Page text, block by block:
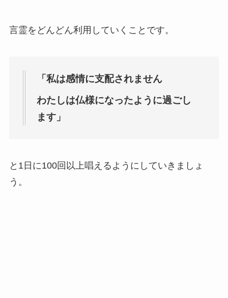
言霊をどんどん利用していくことです。
「私は感情に支配されません
わたしは仏様になったように過ごし
ます」
と1日に100回以上唱えるようにしていきましょ
う。